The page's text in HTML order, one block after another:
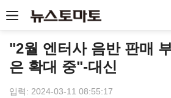
"2월 엔터사 음반 판매
은 확대 중"-대신
입력: 2024-03-11 08:55:17